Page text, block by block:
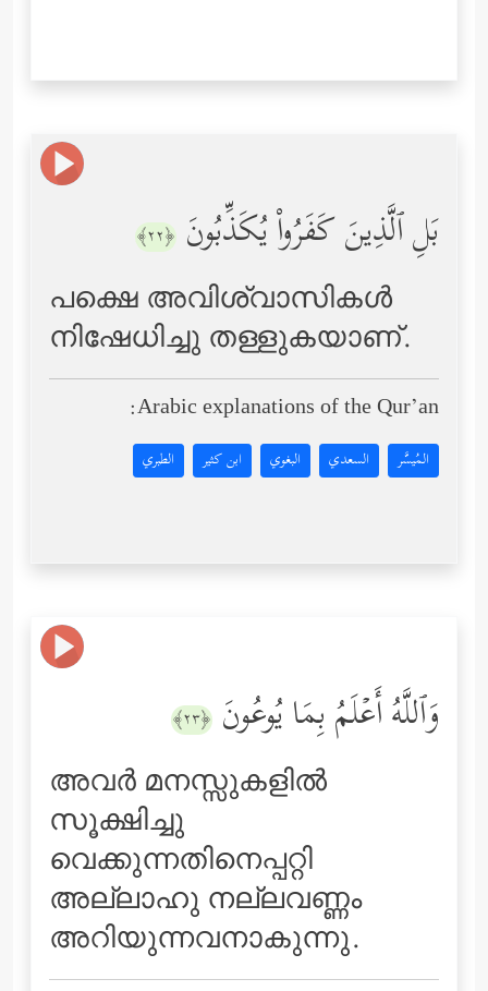
بَلِ ٱلَّذِینَ كَفَرُواْ یُكَذِّبُونَ ﴿٢٢﴾
പക്ഷെ അവിശ്വാസികള്‍
നിഷേധിച്ചു തള്ളുകയാണ്‌.
Arabic explanations of the Qur’an:
المُيسَّر السعدي البغوي ابن كثير الطبري
وَٱللَّهُ أَعۡلَمُ بِمَا یُوعُونَ ﴿٢٣﴾
അവര്‍ മനസ്സുകളില്‍
സൂക്ഷിച്ചു
വെക്കുന്നതിനെപ്പറ്റി
അല്ലാഹു നല്ലവണ്ണം
അറിയുന്നവനാകുന്നു.